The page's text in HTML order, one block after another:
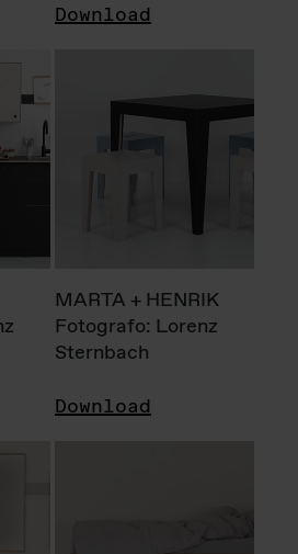
Download
MARTA + HENRIK
Fotografo: Lorenz
Sternbach
Download